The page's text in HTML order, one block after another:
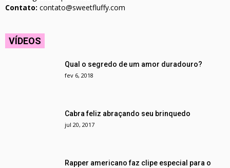
Contato: contato@sweetfluffy.com
VÍDEOS
Qual o segredo de um amor duradouro?
fev 6, 2018
Cabra feliz abraçando seu brinquedo
jul 20, 2017
Rapper americano faz clipe especial para o